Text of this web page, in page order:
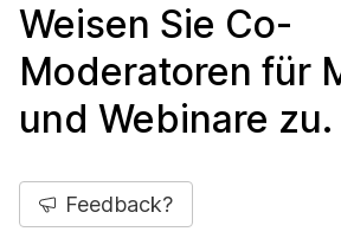
Weisen Sie Co-
Moderatoren für
und Webinare zu.
Feedback?